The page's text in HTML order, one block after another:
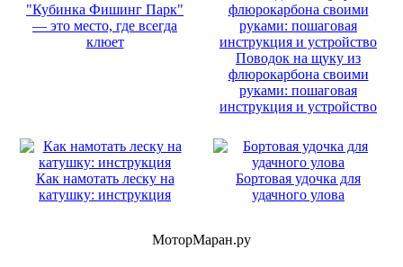
"Кубинка Фишинг Парк"
— это место, где всегда
клюет
Поводок на щуку из
флюрокарбона своими
руками: пошаговая
инструкция и устройство
Как намотать леску на
катушку: инструкция
Бортовая удочка для
удачного улова
МоторМаран.ру